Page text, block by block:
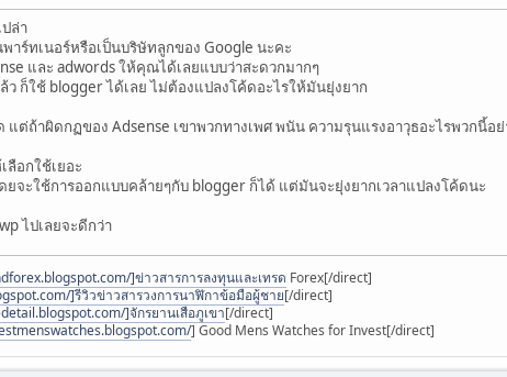
ล่า
าร์ทเนอร์หรือเป็นบริษัทลูกของ Google นะคะ
และ adwords ให้คุณได้เลยแบบว่าสะดวกมากๆ
ก็ใช้ blogger ได้เลย ไม่ต้องแปลงโค้ดอะไรให้มันยุ่งยาก
ต่ถ้าผิดกฏของ Adsense เขาพวกทางเพศ พนัน ความรุนแรงอาวุธอะไรพวกนี้อย่
อกใช้เยอะ
ยจะใช้การออกแบบคล้ายๆกับ blogger ก็ได้ แต่มันจะยุ่งยากเวลาแปลงโค้ดนะ
ไปเลยจะดีกว่า
]ข่าวสารการลงทุนและเทรด Forex[/direct]
]รีวิวข่าวสารวงการนาฬิกาข้อมือผู้ชาย[/direct]
]จักรยานเสือภูเขา[/direct]
] Good Mens Watches for Invest[/direct]